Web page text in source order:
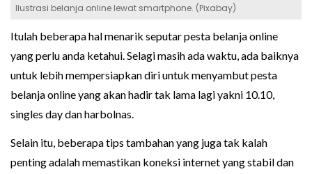
Ilustrasi belanja online lewat smartphone. (Pixabay)
Itulah beberapa hal menarik seputar pesta belanja online
yang perlu anda ketahui. Selagi masih ada waktu, ada baiknya
untuk lebih mempersiapkan diri untuk menyambut pesta
belanja online yang akan hadir tak lama lagi yakni 10.10,
singles day dan harbolnas.
Selain itu, beberapa tips tambahan yang juga tak kalah
penting adalah memastikan koneksi internet yang stabil dan